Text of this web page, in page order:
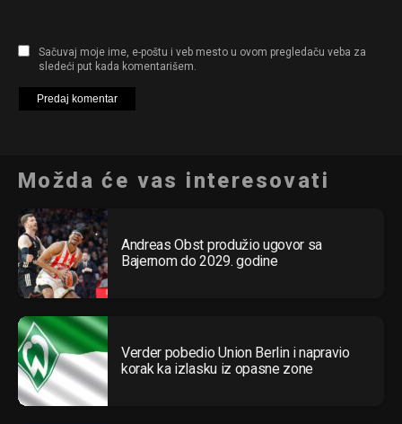
Sačuvaj moje ime, e-poštu i veb mesto u ovom pregledaču veba za
sledeći put kada komentarišem.
Možda će vas interesovati
Andreas Obst produžio ugovor sa
Bajernom do 2029. godine
Verder pobedio Union Berlin i napravio
korak ka izlasku iz opasne zone